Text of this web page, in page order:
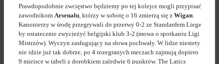
Prawdopodobnie zwcięstwo będziemy po tej kolejce mogli przypisać
zawodnikom Arsenalu, którzy w sobotę o 16 zmierzą się z Wigan.
Kanonierzy w środę przegrywali do przerwy 0-2 ze Standardem Liege
by ostatecznie zwycieżyć belgijski klub 3-2 (mowa o spotkaniu Ligi
Mistrzów). Wyczyn zasługujący na słowa pochwały. W lidze niestety
nie idzie już tak dobrze, po 4 rozegranych meczach zajmują dopiero
9 miejsce w tabeli z dorobkiem zaledwie 6 punktów. The Latics